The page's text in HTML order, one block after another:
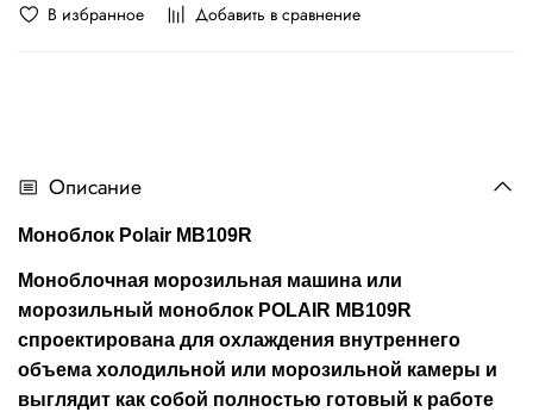
В избранное Добавить в сравнение
Описание
Моноблок Polair MB109R
Моноблочная морозильная машина или
морозильный моноблок POLAIR MB109R
спроектирована для охлаждения внутреннего
объема холодильной или морозильной камеры и
выглядит как собой полностью готовый к работе